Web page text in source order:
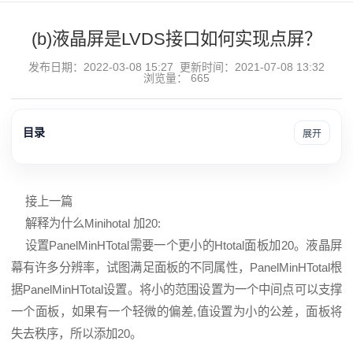
(b)液晶屏是LVDS接口如何实现点屏？
发布日期：2022-03-08 15:27 更新时间：2021-07-08 13:32
浏览量： 665
目录 展开
接上一篇
解释为什么Minihotal 加20:
设置PanelMinHTotal需要一个更小的Htotal面板加20。 液晶屏
幕有许多分辨率，试图满足面板的不同属性，PanelMinHTotal根
据PanelMinHTotal设置。将小的范围设置为一个中间点可以支撑
一个面板，如果有一个轻微的偏差,值设置为小的公差，面板将
失去秩序，所以添加20。